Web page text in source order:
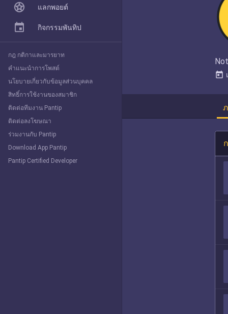
today
Explore
แลกพอยต์
กิจกรรมพันทิป
กฎ กติกาและมารยาท
คำแนะนำการโพสต์
นโยบายเกี่ยวกับข้อมูลส่วนบุคคล
สิทธิ์การใช้งานของสมาชิก
ติดต่อทีมงาน Pantip
ติดต่อลงโฆษณา
ร่วมงานกับ Pantip
Download App Pantip
Pantip Certified Developer